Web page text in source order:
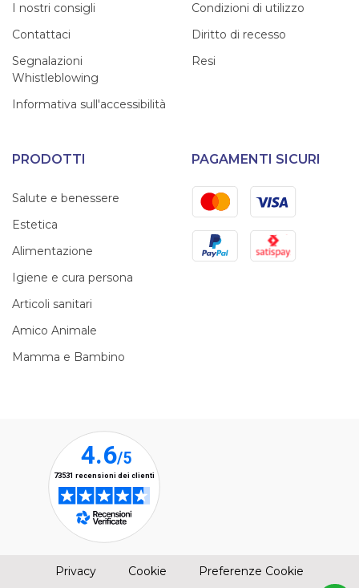
I nostri consigli
Contattaci
Segnalazioni
Whistleblowing
Informativa sull'accessibilità
Condizioni di utilizzo
Diritto di recesso
Resi
PRODOTTI
Salute e benessere
Estetica
Alimentazione
Igiene e cura persona
Articoli sanitari
Amico Animale
Mamma e Bambino
PAGAMENTI SICURI
MastercardVisa
PayPal Satispay
Privacy(apre una nuova finestra)
Cookie (apre una nuova finestra)
Preferenze Cookie